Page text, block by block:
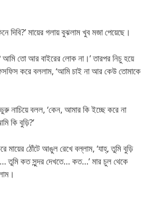
দিবি?’ মায়ের গলায় বুঝলাম খুব মজা পেয়েছে।
আমি তো আর বাইরের লোক না।’ তারপর নিচু হয়ে
করে বললাম, ‘আমি চাই না আর কেউ তোমাকে
নাচিয়ে বলল, ‘কেন, আমার কি ইচ্ছে করে না
কি বুড়ি?’
ঠোঁটে আঙুল রেখে বল্লাম, ‘যাহ্‌, তুমি বুড়ি
… তুমি কত সুন্দর দেখতে… কত…’ মার চুল থেকে